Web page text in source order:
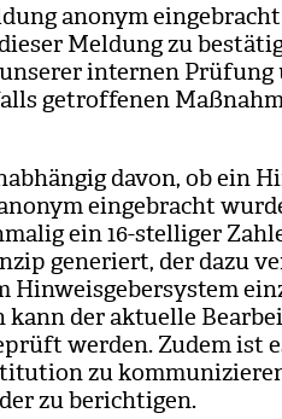
anonym
Mel­dung zu
inter­nen Prü­fung
getrof­fe­nen
davon, ob ein
ein­ge­bracht
ein 16-stel­li­ger
gene­riert, der dazu
Hin­weis­ge­ber­sys­tem
kann der aktu­elle
wer­den. Zudem ist
zu
zu berich­ti­gen.